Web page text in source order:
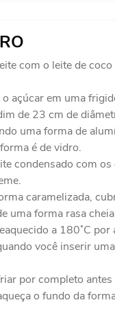
com o leite de
açúcar em uma
de 23 cm de
uma forma de
é de vidro.
condensado com
caramelizada,
uma forma rasa
a 180˚C por
você inserir
por completo
o fundo da